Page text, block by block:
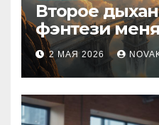
Второе
фэнтези
культуру
2 МАЯ 2026